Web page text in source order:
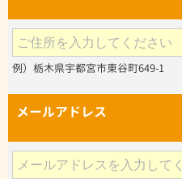
例）栃木県宇都宮市東谷町649-1
メールアドレス